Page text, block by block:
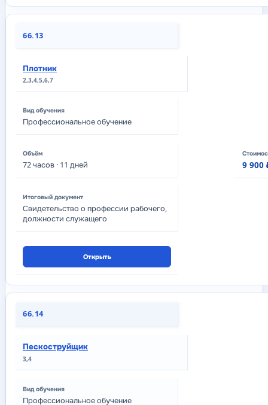
66.13
Плотник
2,3,4,5,6,7
Профессиональное обучение
72часов · 11 дней
Свидетельство о профессии рабочего,
должности служащего
9 900
Открыть
66.14
Пескоструйщик
3,4
Профессиональное обучение